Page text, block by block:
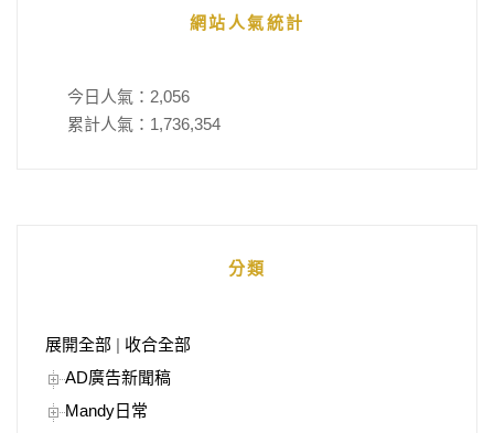
網站人氣統計
今日人氣： 2,056
累計人氣： 1,736,354
分類
展開全部
收合全部
AD廣告新聞稿
Mandy日常